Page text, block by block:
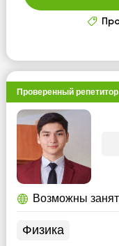
Проверенный репетитор
Возможны
Физика